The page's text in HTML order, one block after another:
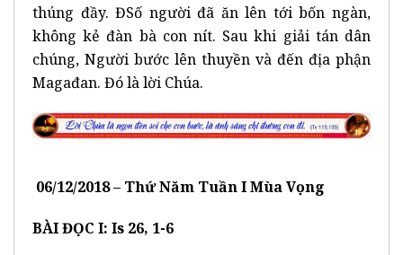
thúng đầy. ĐSố người đã ăn lên tới bốn ngàn,
không kẻ đàn bà con nít. Sau khi giải tán dân
chúng, Người bước lên thuyền và đến địa phận
Magađan. Đó là lời Chúa.
06/12/2018 – Thứ Năm Tuần I Mùa Vọng
BÀI ĐỌC I: Is 26, 1-6